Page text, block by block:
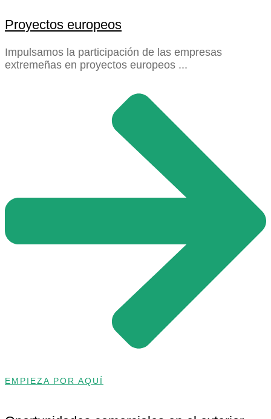
Proyectos europeos
Impulsamos la participación de las empresas
extremeñas en proyectos europeos ...
EMPIEZA POR AQUÍ